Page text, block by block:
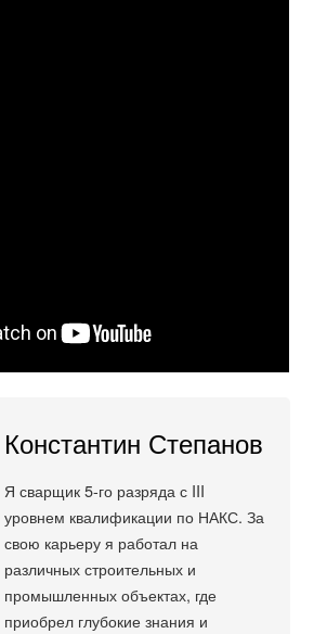
Константин Степанов
Я сварщик 5-го разряда с III
уровнем квалификации по НАКС. За
свою карьеру я работал на
различных строительных и
промышленных объектах, где
приобрел глубокие знания и